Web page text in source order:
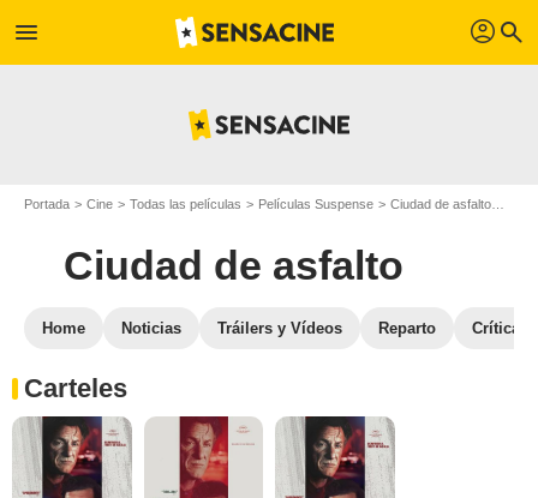
menu profil search
Portada Cine Todas las películas Películas Suspense Ciudad de asfalto
Ciudad de asfalto
Home Noticias Tráilers y Vídeos Reparto Críticas
Carteles